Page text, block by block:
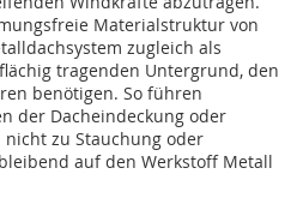
Materialstruktur von
zugleich als
tragenden Untergrund, den
benötigen. So führen
der Dacheindeckung oder
zu Stauchung oder
auf den Werkstoff Metall